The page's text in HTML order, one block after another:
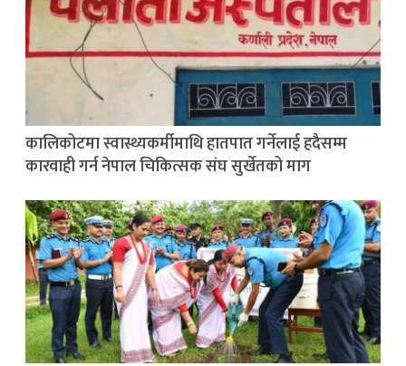
कालिकोटमा स्वास्थ्यकर्मीमाथि हातपात गर्नेलाई हदैसम्म
कारवाही गर्न नेपाल चिकित्सक संघ सुर्खेतको माग